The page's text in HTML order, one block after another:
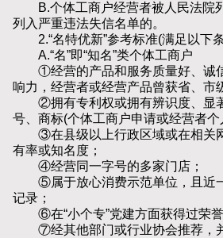
B.个体工商户经营者被人民法院
列入严重违法失信名单的。
2.“名特优新”参考标准(满足以下条
A.“名”即“知名”类个体工商户
①经营的产品和服务质量好、诚
响力，经营者或经营产品曾获省、市
②拥有专利权或拥有辨识度、显
号、商标(个体工商户申请或经营者个
③在县级以上行政区域或在相关
有率或知名度；
④经营同一字号的多家门店；
⑤属于放心消费示范单位，且近
记录；
⑥在“小个专”党建方面获得过荣誉
⑦经其他部门或行业协会推荐，并